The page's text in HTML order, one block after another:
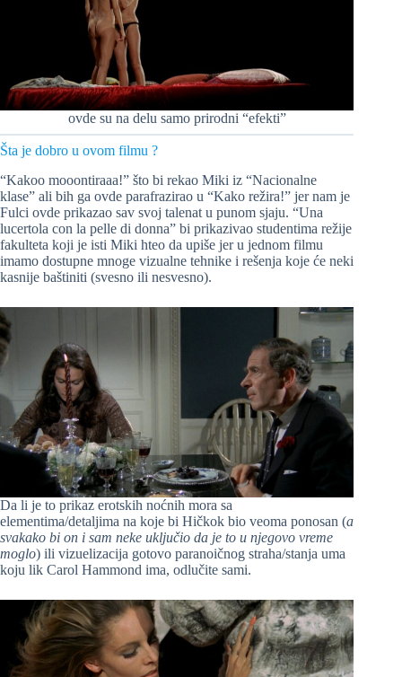
ovde su na delu samo prirodni “efekti”
Šta je dobro u ovom filmu ?
“Kakoo mooontiraaa!” što bi rekao Miki iz “Nacionalne
klase” ali bih ga ovde parafrazirao u “Kako režira!” jer nam je
Fulci ovde prikazao sav svoj talenat u punom sjaju. “Una
lucertola con la pelle di donna” bi prikazivao studentima režije
fakulteta koji je isti Miki hteo da upiše jer u jednom filmu
imamo dostupne mnoge vizualne tehnike i rešenja koje će neki
kasnije baštiniti (svesno ili nesvesno).
Da li je to prikaz erotskih noćnih mora sa
elementima/detaljima na koje bi Hičkok bio veoma ponosan (a
svakako bi on i sam neke uključio da je to u njegovo vreme
moglo) ili vizuelizacija gotovo paranoičnog straha/stanja uma
koju lik Carol Hammond ima, odlučite sami.